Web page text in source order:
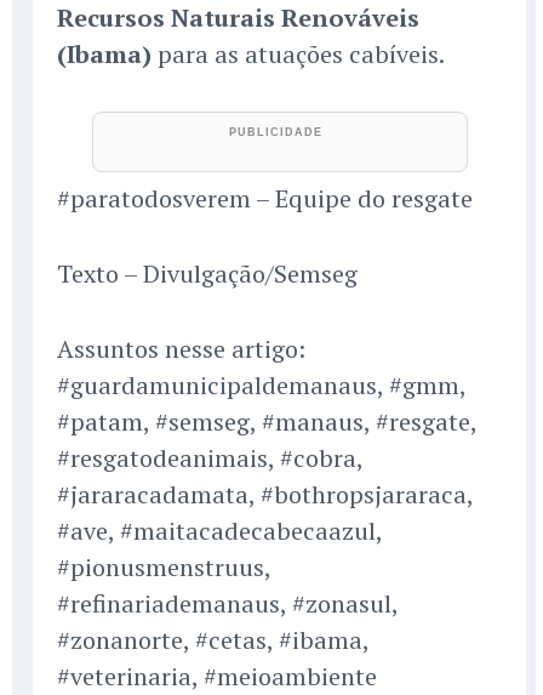
Recursos Naturais Renováveis
(Ibama) para as atuações cabíveis.
#paratodosverem – Equipe do resgate
Texto – Divulgação/Semseg
Assuntos nesse artigo:
#guardamunicipaldemanaus, #gmm,
#patam, #semseg, #manaus, #resgate,
#resgatodeanimais, #cobra,
#jararacadamata, #bothropsjararaca,
#ave, #maitacadecabecaazul,
#pionusmenstruus,
#refinariademanaus, #zonasul,
#zonanorte, #cetas, #ibama,
#veterinaria, #meioambiente